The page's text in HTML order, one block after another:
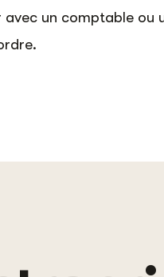
un comptable ou